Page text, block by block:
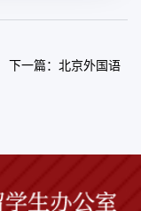
下一篇： 北京外国语